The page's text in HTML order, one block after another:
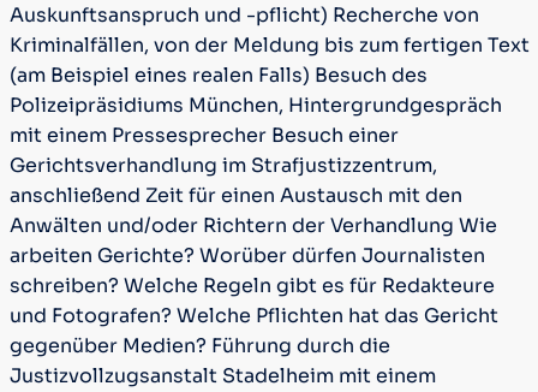
Auskunftsanspruch und -pflicht) Recherche von
Kriminalfällen, von der Meldung bis zum fertigen Text
(am Beispiel eines realen Falls) Besuch des
Polizeipräsidiums München, Hintergrundgespräch
mit einem PressesprecherBesuch einer
Gerichtsverhandlung im Strafjustizzentrum,
anschließend Zeit für einen Austausch mit den
Anwälten und/oder Richtern der Verhandlung Wie
arbeiten Gerichte? Worüber dürfen Journalisten
schreiben? Welche Regeln gibt es für Redakteure
und Fotografen? Welche Pflichten hat das Gericht
gegenüber Medien? Führung durch die
Justizvollzugsanstalt Stadelheim mit einem